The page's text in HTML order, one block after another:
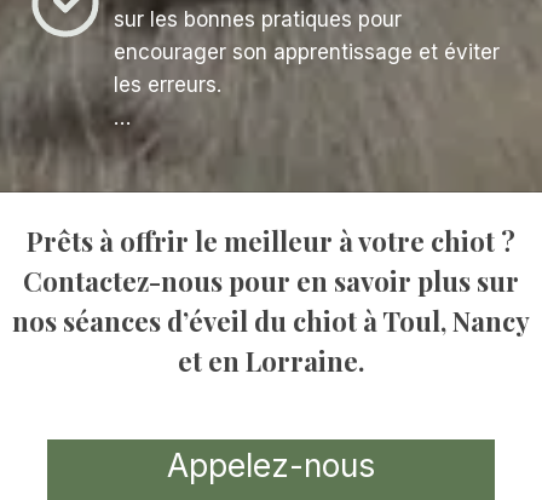
sur les bonnes pratiques pour
encourager son apprentissage et éviter
les erreurs.
…
Prêts à offrir le meilleur à votre chiot ?
Contactez-nous pour en savoir plus sur
nos séances d’éveil du chiot à Toul, Nancy
et en Lorraine.
Appelez-nous